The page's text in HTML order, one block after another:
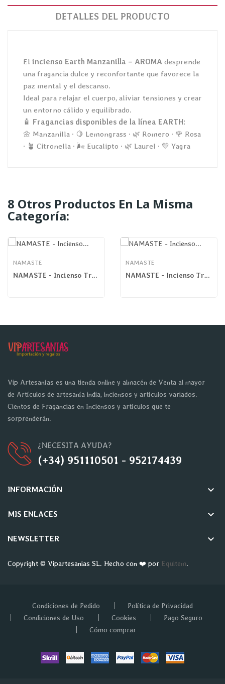
DETALLES DEL PRODUCTO
El incienso Earth Manzanilla – AROMA desprende
una fragancia dulce y reconfortante que favorece la
paz mental y el descanso.
Ideal para relajar el cuerpo, aliviar tensiones y crear
un entorno cálido y equilibrado.
🧴 Fragancias disponibles de la línea EARTH:
🌼 Manzanilla · 🍋 Lemongrass · 🌿 Romero · 🌹 Rosa
· 🪴 Citronella · 🌬️ Eucalipto · 🌿 Laurel · 💛 Yagra
8 Otros Productos En La Misma
Categoría:
NAMASTE
NAMASTE - Incienso Tradicional Canela
NAMASTE
NAMASTE - Incienso Tradicional Vainilla
Vip Artesanías es una tienda online y almacén de Venta al mayor
de Artículos de artesanía india, inciensos y artículos variados.
Cientos de Fragancias en Inciensos y artículos que te
sorprenderán.
¿NECESITA AYUDA?
(+34) 951110501 - 952174439
INFORMACIÓN keyboard_arrow_down
MIS ENLACES keyboard_arrow_down
NEWSLETTER keyboard_arrow_down
Copyright © Vipartesanias SL. Hecho con ❤️ por Equitem.
Condiciones de Pedido
Política de Privacidad
Condiciones de Uso
Cookies
Pago Seguro
Cómo comprar